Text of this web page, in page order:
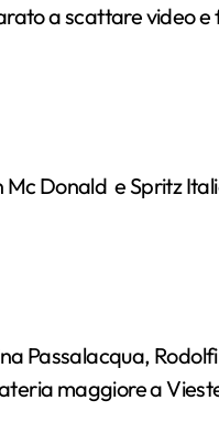
a scattare video
Donald e Spritz
Passalacqua,
maggiore a